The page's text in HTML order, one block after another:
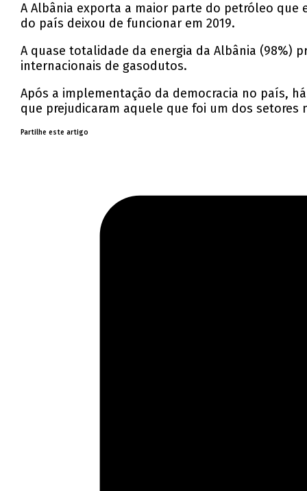
A Albânia exporta a maior parte do petróleo
do país deixou de funcionar em 2019.
A quase totalidade da energia da Albânia (98%)
internacionais de gasodutos.
Após a implementação da democracia no país,
que prejudicaram aquele que foi um dos
Partilhe este artigo